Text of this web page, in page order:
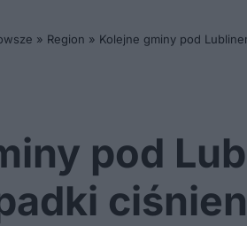
» Region » Kolejne gminy pod
pod